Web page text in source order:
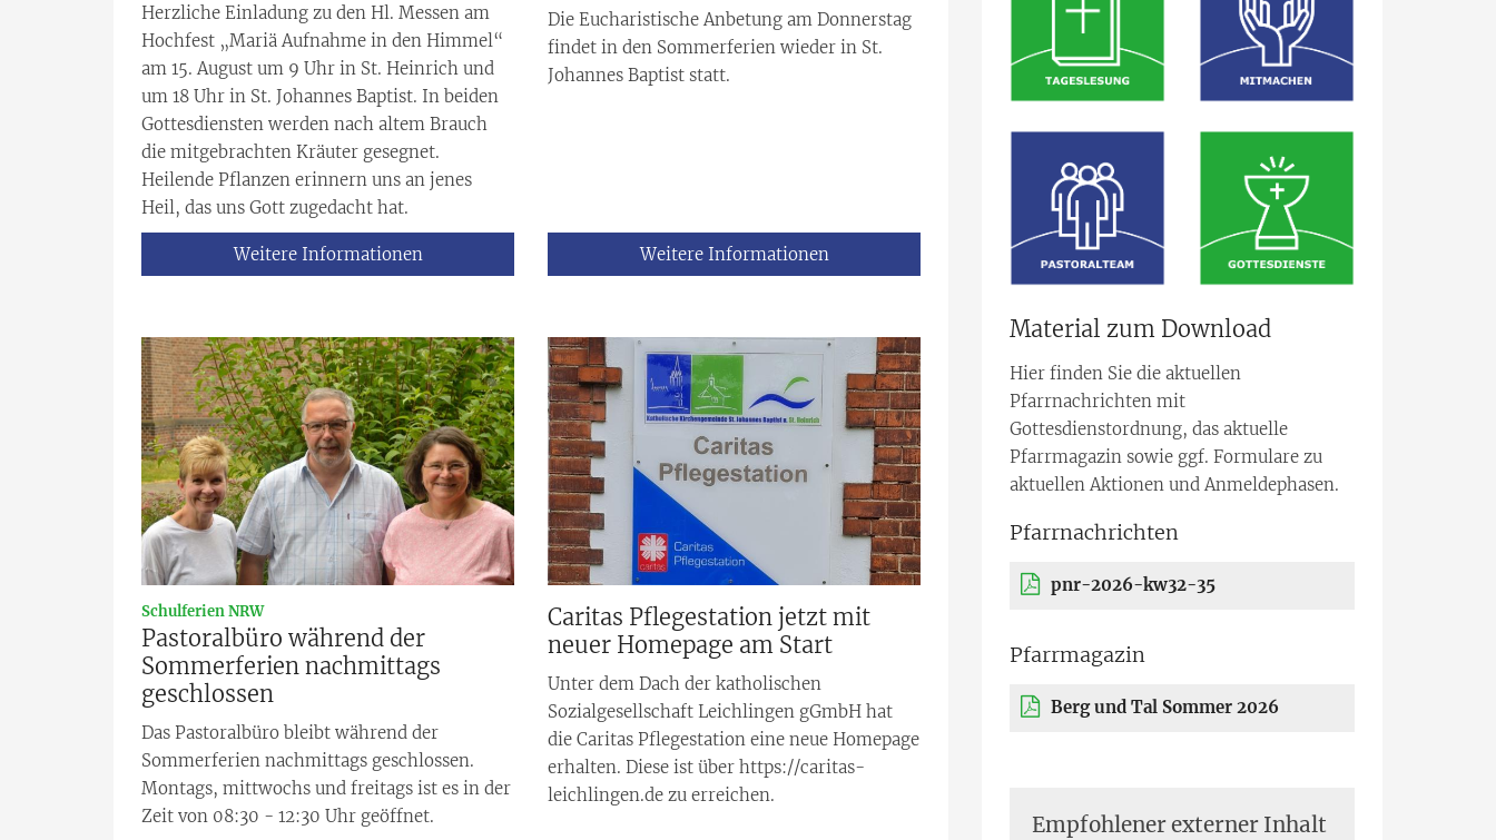
Herzliche Einladung zu den Hl. Messen am
Hochfest „Mariä Aufnahme in den Himmel“
am 15. August um 9 Uhr in St. Heinrich und
um 18 Uhr in St. Johannes Baptist. In beiden
Gottesdiensten werden nach altem Brauch
die mitgebrachten Kräuter gesegnet.
Heilende Pflanzen erinnern uns an jenes
Heil, das uns Gott zugedacht hat.
Weitere Informationen
Die Eucharistische Anbetung am Donnerstag
findet in den Sommerferien wieder in St.
Johannes Baptist statt.
Weitere Informationen
Schulferien NRW:
Pastoralbüro während der
Sommerferien nachmittags
geschlossen
Das Pastoralbüro bleibt während der
Sommerferien nachmittags geschlossen.
Montags, mittwochs und freitags ist es in der
Zeit von 08:30 - 12:30 Uhr geöffnet.
Caritas Pflegestation jetzt mit
neuer Homepage am Start
Unter dem Dach der katholischen
Sozialgesellschaft Leichlingen gGmbH hat
die Caritas Pflegestation eine neue Homepage
erhalten. Diese ist über https://caritas-
leichlingen.de zu erreichen.
Material zum Download
Hier finden Sie die aktuellen
Pfarrnachrichten mit
Gottesdienstordnung, das aktuelle
Pfarrmagazin sowie ggf. Formulare zu
aktuellen Aktionen und Anmeldephasen.
Pfarrnachrichten
pnr-2026-kw32-35
Pfarrmagazin
Berg und Tal Sommer 2026
Empfohlener externer Inhalt